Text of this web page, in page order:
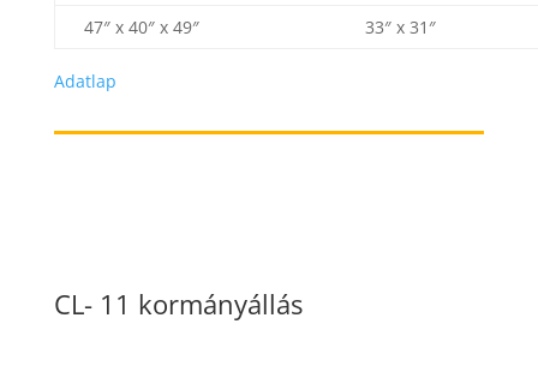
47″ x 40″ x 49″
33″ x 31″
Adatlap
CL- 11 kormányállás